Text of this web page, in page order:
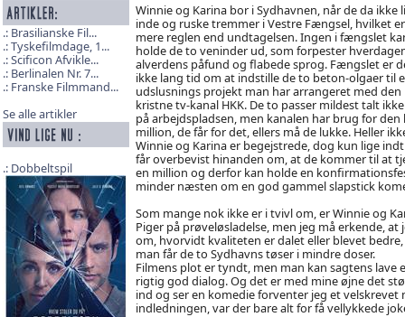
Brasilianske Fil...
Tyskefilmdage, 1...
Scificon Afvikle...
Berlinalen Nr. 7...
Franske Filmmand...
Se alle artikler
Dobbeltspil
Winnie og Karina bor i Sydhavnen, når de da ikke
inde og ruske tremmer i Vestre Fængsel, hvilket er
mere reglen end undtagelsen. Ingen i fængslet
holde de to veninder ud, som forpester
alverdens påfund og flabede sprog. Fængslet er
ikke lang tid om at indstille de to beton-olgaer til
udslusnings projekt man har arrangeret med den
kristne tv-kanal HKK. De to passer mildest talt
på arbejdspladsen, men kanalen har brug for den
million, de får for det, ellers må de lukke. Heller
Winnie og Karina er begejstrede, dog kun lige
får overbevist hinanden om, at de kommer til at
en million og derfor kan holde en
minder næsten om en god gammel slapstick
Som mange nok ikke er i tvivl om, er Winnie og
Piger på prøveløsladelse, men jeg må erkende,
om, hvorvidt kvaliteten er dalet eller blevet
man får de to Sydhavns tøser i mindre doser.
Filmens plot er tyndt, men man kan sagtens
rigtig god dialog. Og det er med mine øjne det
ind og ser en komedie forventer jeg et
indledningen, var der bare alt for få vellykkede